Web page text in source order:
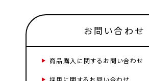
お問い合わせ
商品購入に関するお問い合わせ
採用に関するお問い合わせ